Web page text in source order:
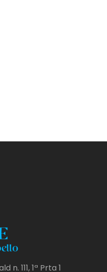
n. 111, 1ª Prta 1